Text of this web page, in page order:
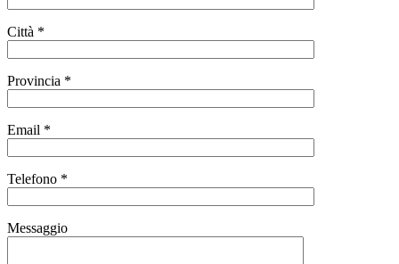
Città *
Provincia *
Email *
Telefono *
Messaggio